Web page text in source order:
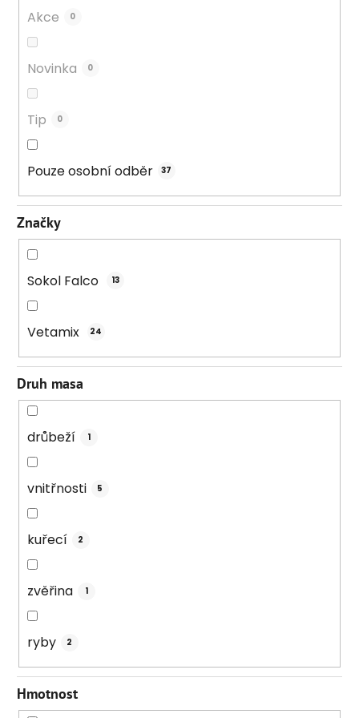
Akce 0
Novinka 0
Tip 0
Pouze osobní odběr 37
Značky
Sokol Falco 13
Vetamix 24
Druh masa
drůbeží 1
vnitřnosti 5
kuřecí 2
zvěřina 1
ryby 2
Hmotnost